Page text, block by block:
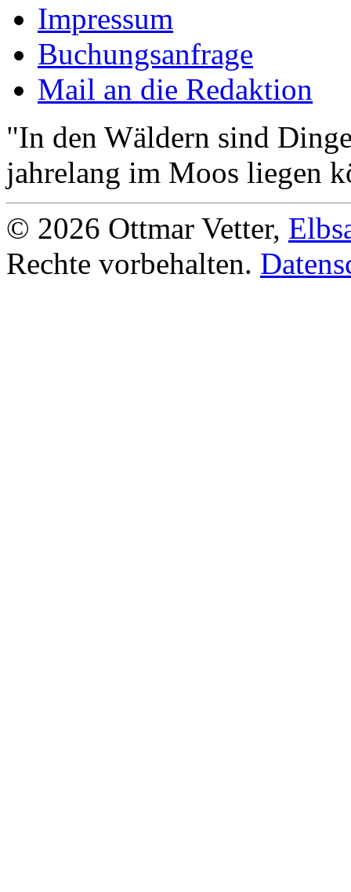
Impressum
Buchungsanfrage
Mail an die Redaktion
"In den Wäldern sind
jahrelang im Moos liegen
© 2026 Ottmar Vetter,
Rechte vorbehalten.